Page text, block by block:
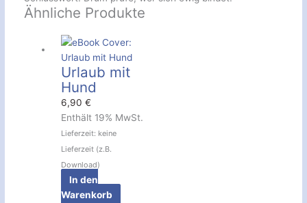
Ähnliche Produkte
Urlaub mit
Hund
6,90€
Enthält 19% MwSt.
Lieferzeit: keine
Lieferzeit (z.B.
Download)
In den
Warenkorb